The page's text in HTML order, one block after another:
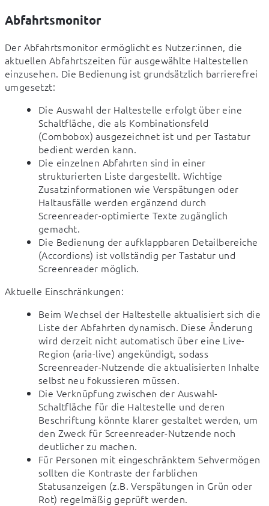
Abfahrtsmonitor
Der Abfahrtsmonitor ermöglicht es Nutzer:innen, die
aktuellen Abfahrtszeiten für ausgewählte Haltestellen
einzusehen. Die Bedienung ist grundsätzlich barrierefrei
umgesetzt:
Die Auswahl der Haltestelle erfolgt über eine
Schaltfläche, die als Kombinationsfeld
(Combobox) ausgezeichnet ist und per Tastatur
bedient werden kann.
Die einzelnen Abfahrten sind in einer
strukturierten Liste dargestellt. Wichtige
Zusatzinformationen wie Verspätungen oder
Haltausfälle werden ergänzend durch
Screenreader-optimierte Texte zugänglich
gemacht.
Die Bedienung der aufklappbaren Detailbereiche
(Accordions) ist vollständig per Tastatur und
Screenreader möglich.
Aktuelle Einschränkungen:
Beim Wechsel der Haltestelle aktualisiert sich die
Liste der Abfahrten dynamisch. Diese Änderung
wird derzeit nicht automatisch über eine Live-
Region (aria-live) angekündigt, sodass
Screenreader-Nutzende die aktualisierten Inhalte
selbst neu fokussieren müssen.
Die Verknüpfung zwischen der Auswahl-
Schaltfläche für die Haltestelle und deren
Beschriftung könnte klarer gestaltet werden, um
den Zweck für Screenreader-Nutzende noch
deutlicher zu machen.
Für Personen mit eingeschränktem Sehvermögen
sollten die Kontraste der farblichen
Statusanzeigen (z.B. Verspätungen in Grün oder
Rot) regelmäßig geprüft werden.